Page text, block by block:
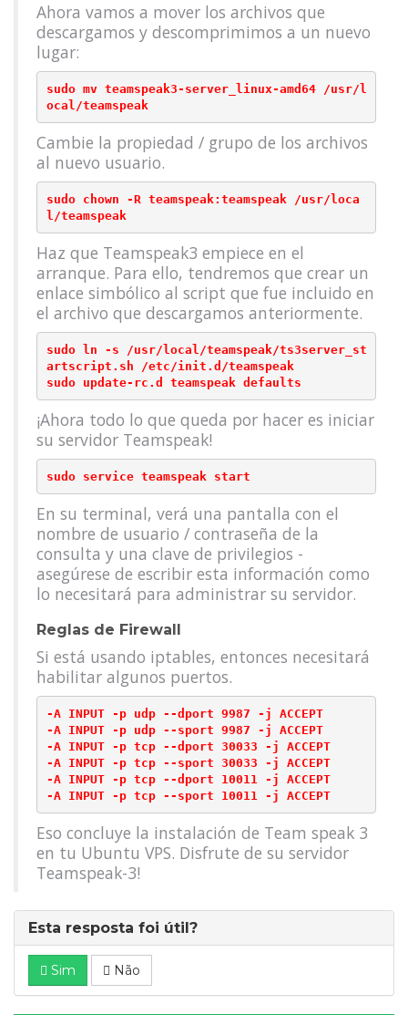
Ahora vamos a mover los archivos que
descargamos y descomprimimos a un nuevo
lugar:
sudo mv teamspeak3-server_linux-amd64 /usr/l
ocal/teamspeak
Cambie la propiedad / grupo de los archivos
al nuevo usuario.
sudo chown -R teamspeak:teamspeak /usr/loca
l/teamspeak
Haz que Teamspeak3 empiece en el
arranque. Para ello, tendremos que crear un
enlace simbólico al script que fue incluido en
el archivo que descargamos anteriormente.
sudo ln -s /usr/local/teamspeak/ts3server_st
artscript.sh /etc/init.d/teamspeak
¡Ahora todo lo que queda por hacer es iniciar
su servidor Teamspeak!
En su terminal, verá una pantalla con el
nombre de usuario / contraseña de la
consulta y una clave de privilegios -
asegúrese de escribir esta información como
lo necesitará para administrar su servidor.
Reglas de Firewall
Si está usando iptables, entonces necesitará
habilitar algunos puertos.
-A INPUT -p udp --dport 9987 -j ACCEPT
-A INPUT -p udp --sport 9987 -j ACCEPT
-A INPUT -p tcp --dport 30033 -j ACCEPT
-A INPUT -p tcp --sport 30033 -j ACCEPT
-A INPUT -p tcp --dport 10011 -j ACCEPT
-A INPUT -p tcp --sport 10011 -j ACCEPT
Eso concluye la instalación de Team speak 3
en tu Ubuntu VPS. Disfrute de su servidor
Teamspeak-3!
Esta resposta foi útil?
Sim Não